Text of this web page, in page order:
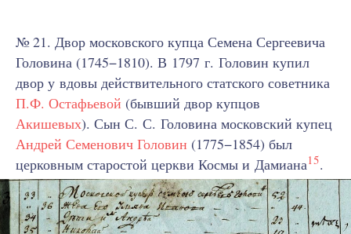
№ 21. Двор московского купца Семена Сергеевича
Головина (1745−1810). В 1797 г. Головин купил
двор у вдовы действительного статского советника
П.Ф. Остафьевой (бывший двор купцов
Акишевых). Сын С. С. Головина московский купец
Андрей Семенович Головин (1775−1854) был
церковным старостой церкви Космы и Дамиана15.